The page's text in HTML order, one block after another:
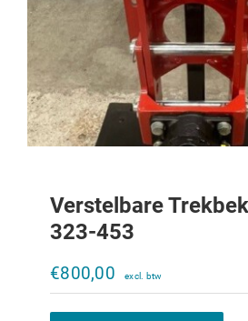
Verstelbare
323-453
€800,00
Verstelbare trekbek
€